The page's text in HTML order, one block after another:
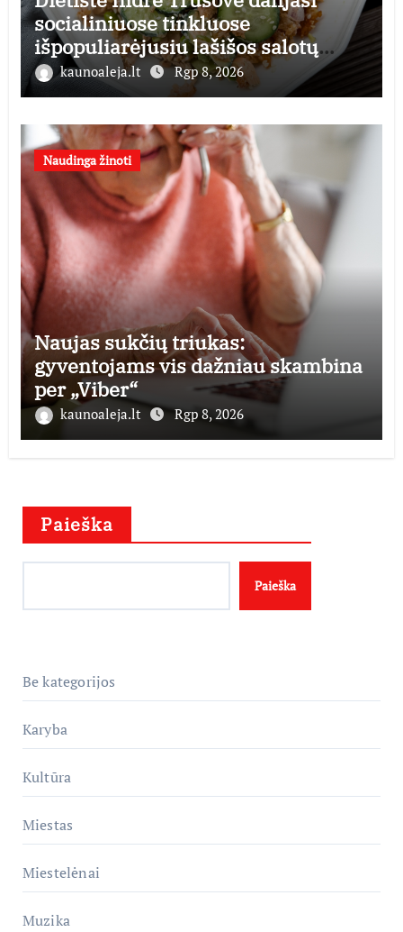
socialiniuose tinkluose
išpopuliarėjusiu lašišos salotų
receptu
kaunoaleja.lt Rgp 8, 2026
Naudinga žinoti
Naujas sukčių triukas:
gyventojams vis dažniau skambina
per „Viber“
kaunoaleja.lt Rgp 8, 2026
Paieška
Paieška
Be kategorijos
Karyba
Kultūra
Miestas
Miestelėnai
Muzika